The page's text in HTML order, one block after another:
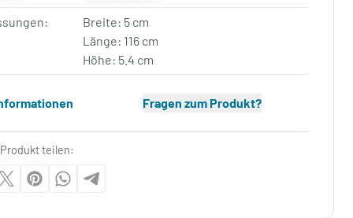
Breite: 5 cm
Länge: 116 cm
Höhe: 5.4 cm
Fragen zum Produkt?
teilen: